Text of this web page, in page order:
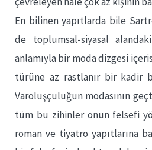
En bilinen yapıtlarda bile
de toplumsal-siyasal
anlamıyla bir moda dizgesi
türüne az rastlanır bir kadir
Varoluşçuluğun modasının
tüm bu zihinler onun felsefi
roman ve tiyatro yapıtlarına